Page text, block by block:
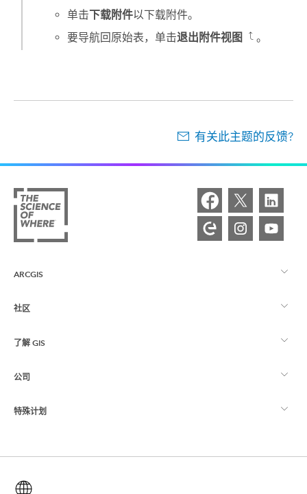
单击下载附件以下载附件。
要导航回原始表，单击退出附件视图 。
有关此主题的反馈?
ARCGIS
ArcGIS 概览
制图
社区
Esri 社区
ArcGIS 博客
了解 GIS
什么是 GIS？
位置智能
培训
公司
关于 Esri
招贤纳士
特殊计划
ArcGIS for Student Use